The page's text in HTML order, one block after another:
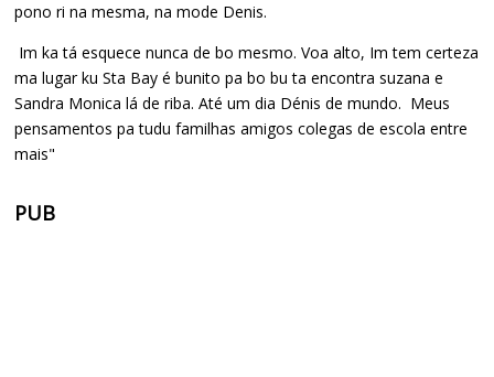
pono ri na mesma, na mode Denis.
Im ka tá esquece nunca de bo mesmo. Voa alto, Im tem certeza
ma lugar ku Sta Bay é bunito pa bo bu ta encontra suzana e
Sandra Monica lá de riba. Até um dia Dénis de mundo. Meus
pensamentos pa tudu familhas amigos colegas de escola entre
mais"
PUB